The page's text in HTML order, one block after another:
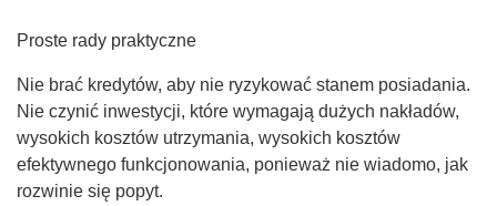
Proste rady praktyczne
Nie brać kredytów, aby nie ryzykować stanem posiadania.
Nie czynić inwestycji, które wymagają dużych nakładów,
wysokich kosztów utrzymania, wysokich kosztów
efektywnego funkcjonowania, ponieważ nie wiadomo, jak
rozwinie się popyt.